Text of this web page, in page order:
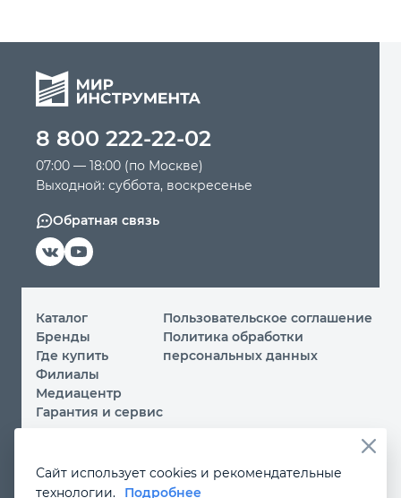
Силовое оборудование
Автомобильный инструмент
Крепежный инструмент
Режущий инструмент
Прочий инструмент
8 800 222-22-02
07:00 — 18:00 (по Москве)
Выходной: суббота, воскресенье
Обратная связь
Каталог
Бренды
Где купить
Филиалы
Медиацентр
Гарантия и сервис
Пользовательское соглашение
Политика обработки
персональных данных
Вы принимаете условияполитики обработки
Сайт использует cookies и рекомендательные
технологии.
Подробнее